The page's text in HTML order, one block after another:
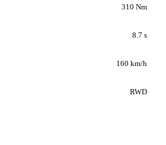
310 Nm
8.7 s
160 km/h
RWD